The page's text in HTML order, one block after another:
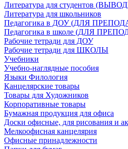
Литература для студентов
Литература для школьников
Педагогика в ДОУ (ДЛЯ
Педагогика в школе (ДЛЯ
Рабочие тетради для ДОУ
Рабочие тетради для ШКОЛЫ
Учебники
Учебно-наглядные пособия
Языки Филология
Канцелярские товары
Товары для Художников
Корпоративные товары
Бумажная продукция для офиса
Доски офисные, для рисования и
Мелкоофисная канцелярия
Офисные принадлежности